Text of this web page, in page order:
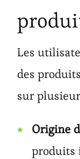
Les
des
sur
Origine
produits